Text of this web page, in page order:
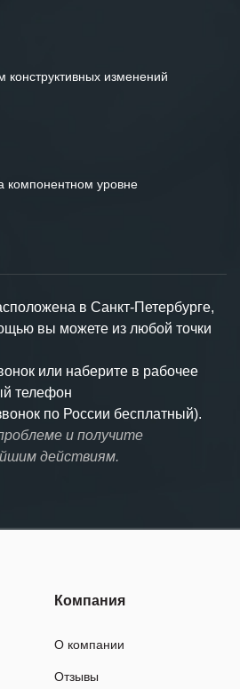
конструктивных изменений
компонентном уровне
в Санкт-Петербурге,
вы можете из любой точки
или наберите в рабочее
телефон
по России бесплатный).
и получите
действиям.
Компания
О компании
Отзывы